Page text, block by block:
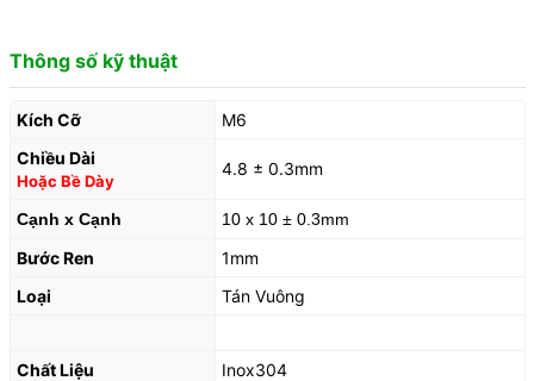
Thông số kỹ thuật
Kích Cỡ
M6
Chiều Dài
Hoặc Bề Dày
4.8 ± 0.3mm
Cạnh x Cạnh 10 x 10 ± 0.3mm
Bước Ren
1mm
Loại
Tán Vuông
Chất Liệu
Inox304